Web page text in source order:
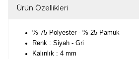
Ürün Özellikleri
% 75 Polyester - % 25 Pamuk
Renk : Siyah - Gri
Kalınlık : 4 mm